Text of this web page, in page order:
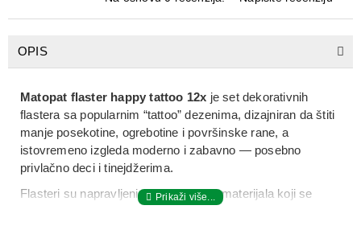
OPIS
Matopat flaster happy tattoo 12x je set dekorativnih
flastera sa popularnim “tattoo” dezenima, dizajniran da štiti
manje posekotine, ogrebotine i površinske rane, a
istovremeno izgleda moderno i zabavno — posebno
privlačno deci i tinejdžerima.
Flasteri su napravljeni od fleksibilnog materijala koji se